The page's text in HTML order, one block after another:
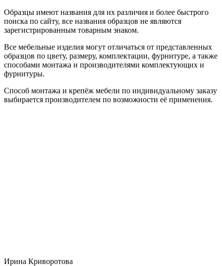
Образцы имеют названия для их различия и более быстрого
поиска по сайту, все названия образцов не являются
зарегистрированным товарным знаком.
Все мебельные изделия могут отличаться от представленных
образцов по цвету, размеру, комплектации, фурнитуре, а также
способами монтажа и производителями комплектующих и
фурнитуры.
Способ монтажа и крепёж мебели по индивидуальному заказу
выбирается производителем по возможности её применения.
Ирина Криворотова